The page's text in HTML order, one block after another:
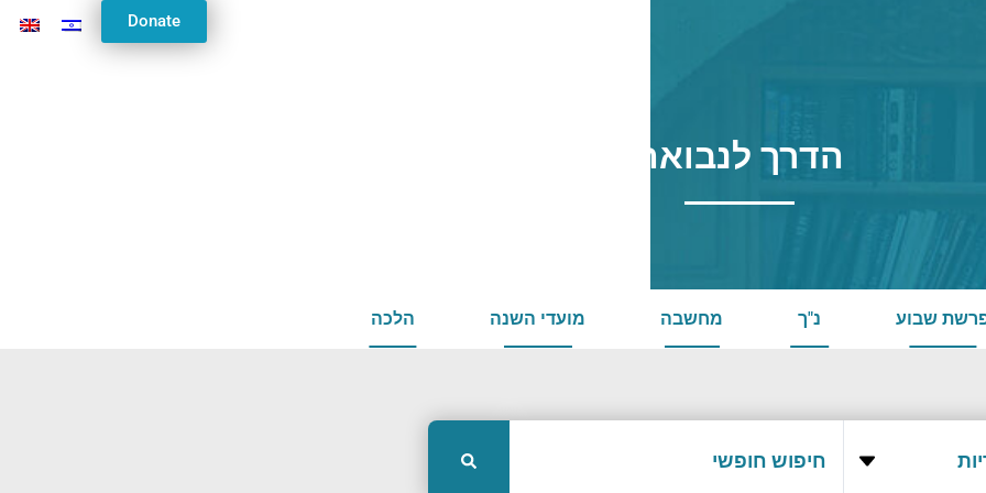
Donate
הדרך לנבואה
שבוע נ"ך מחשבה מועדי השנה הלכה